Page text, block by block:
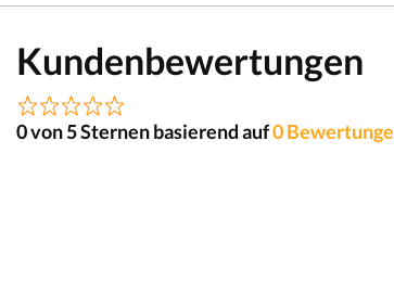
Kundenbewertungen
0 von 5 Sternen basierend auf0